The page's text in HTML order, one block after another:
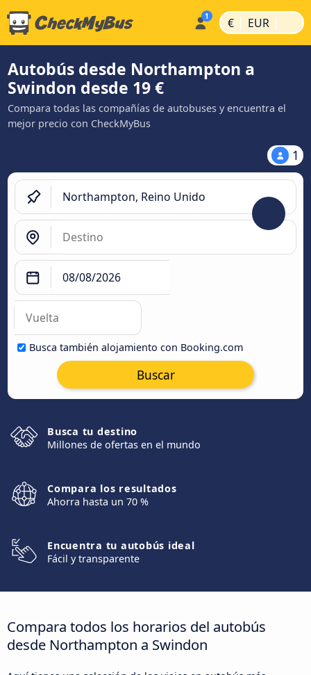
€ | EUR |
Autobús desde Northampton a
Swindon desde 19 €
Compara todas las compañías de autobuses y encuentra el
mejor precio con CheckMyBus
1
Busca también alojamiento con Booking.com
Buscar
Busca tu destino
Millones de ofertas en el mundo
Compara los resultados
Ahorra hasta un 70 %
Encuentra tu autobús ideal
Fácil y transparente
Compara todos los horarios del autobús
desde Northampton a Swindon